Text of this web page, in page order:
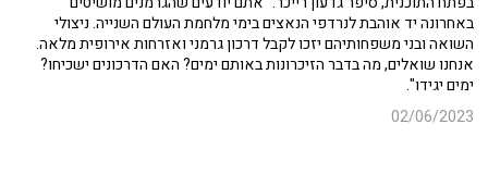
באחרונה יד אוהבת לנרדפי הנאצים בימי מלחמת העולם השנייה. ניצולי
השואה ובני משפחותיהם יזכו לקבל דרכון גרמני ואזרחות אירופית מלאה.
אנחנו שואלים, מה בדבר הזיכרונות באותם ימים? האם הדרכונים ישכיחו?
ימים יגידו".
02/06/2023